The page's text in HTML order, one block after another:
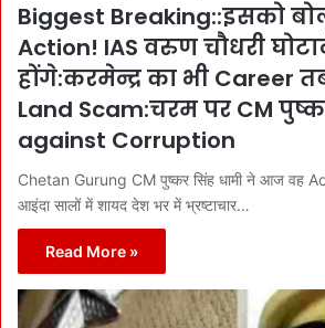
Biggest Breaking::इसको
Action! IAS वरुण चौधरी
होंगे:करमेन्द्र का भी Career
Land Scam:चरम पर CM
against Corruption
Chetan Gurung CM पुष्कर सिंह धामी ने आज वह
आइंदा सालों में शायद देश भर में भ्रष्टाचार…
Read More »